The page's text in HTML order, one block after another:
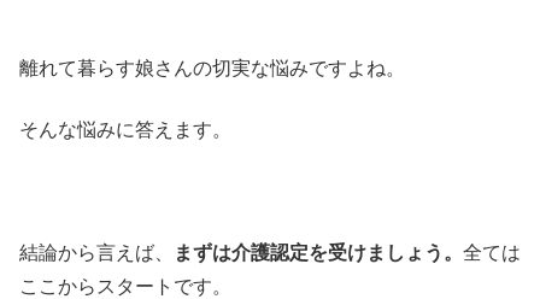
離れて暮らす娘さんの切実な悩みですよね。
そんな悩みに答えます。
結論から言えば、 まずは介護認定を受けましょう。 全ては
ここからスタートです。